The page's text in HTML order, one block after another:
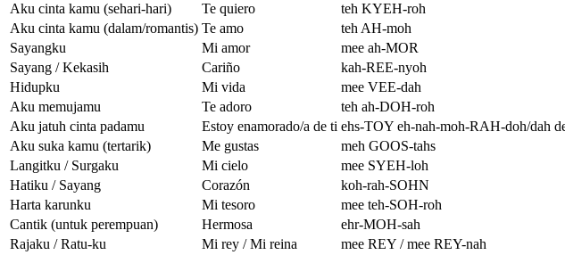
Aku cinta kamu (sehari-hari)
Te quiero teh KYEH-roh
Aku cinta kamu (dalam/romantis) Te amo teh AH-moh
Sayangku
Mi amor mee ah-MOR
Sayang / Kekasih
Cariño kah-REE-nyoh
Hidupku
Mi vida mee VEE-dah
Aku memujamu
Te adoro teh ah-DOH-roh
Aku jatuh cinta padamu
Estoy enamorado/a de ti ehs-TOY eh-nah-moh-RAH-doh/dah
Aku suka kamu (tertarik)
Me gustas meh GOOS-tahs
Langitku / Surgaku
Mi cielo mee SYEH-loh
Hatiku / Sayang
Corazón koh-rah-SOHN
Harta karunku
Mi tesoro mee teh-SOH-roh
Cantik (untuk perempuan)
Hermosa ehr-MOH-sah
Rajaku / Ratu-ku
Mi rey / Mi reina mee REY / mee REY-nah